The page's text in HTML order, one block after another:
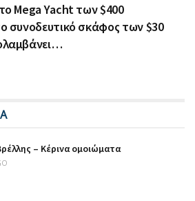
Μega Υacht των $400
συνοδευτικό σκάφος των $30
– Κέρινα ομοιώματα